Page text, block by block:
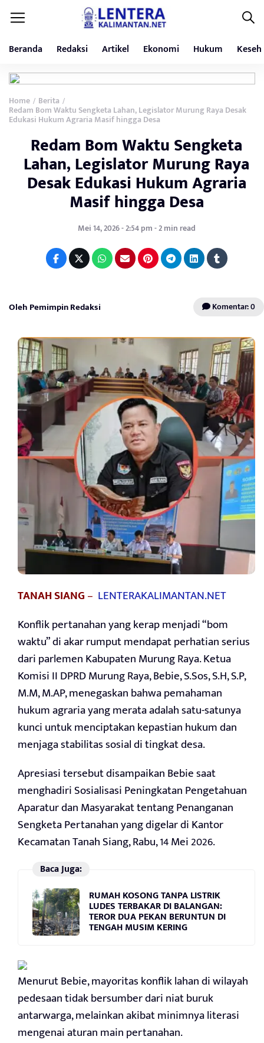
Beranda Redaksi Artikel Ekonomi Hukum
Home / Berita /
Redam Bom Waktu Sengketa Lahan, Legislator Murung Raya Desak
Edukasi Hukum Agraria Masif hingga Desa
Redam Bom Waktu Sengketa
Lahan, Legislator Murung Raya
Desak Edukasi Hukum Agraria
Masif hingga Desa
Mei 14, 2026 - 2:54 pm - 2 min read
Oleh Pemimpin Redaksi Komentar: 0
TANAH SIANG– LENTERAKALIMANTAN.NET
Konflik pertanahan yang kerap menjadi “bom
waktu” di akar rumput mendapat perhatian serius
dari parlemen Kabupaten Murung Raya. Ketua
Komisi II DPRD Murung Raya, Bebie, S.Sos, S.H, S.P,
M.M, M.AP, menegaskan bahwa pemahaman
hukum agraria yang merata adalah satu-satunya
kunci untuk menciptakan kepastian hukum dan
menjaga stabilitas sosial di tingkat desa.
Apresiasi tersebut disampaikan Bebie saat
menghadiri Sosialisasi Peningkatan Pengetahuan
Aparatur dan Masyarakat tentang Penanganan
Sengketa Pertanahan yang digelar di Kantor
Kecamatan Tanah Siang, Rabu, 14 Mei 2026.
Baca Juga:
RUMAH KOSONG TANPA LISTRIK
LUDES TERBAKAR DI BALANGAN:
TEROR DUA PEKAN BERUNTUN DI
TENGAH MUSIM KERING
Menurut Bebie, mayoritas konflik lahan di wilayah
pedesaan tidak bersumber dari niat buruk
antarwarga, melainkan akibat minimnya literasi
mengenai aturan main pertanahan.